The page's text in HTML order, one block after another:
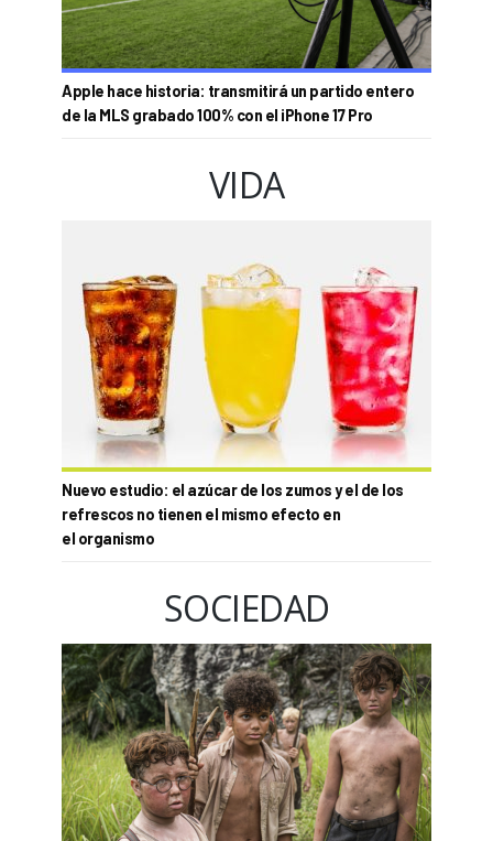
Apple hace historia: transmitirá un partido entero
de la MLS grabado 100% con el iPhone 17 Pro
VIDA
Nuevo estudio: el azúcar de los zumos y el de los
refrescos no tienen el mismo efecto en
el organismo
SOCIEDAD